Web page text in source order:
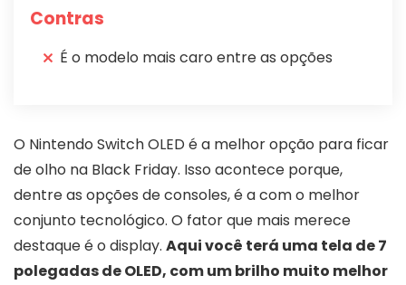
Contras
É o modelo mais caro entre as opções
O Nintendo Switch OLED é a melhor opção para ficar
de olho na Black Friday. Isso acontece porque,
dentre as opções de consoles, é a com o melhor
conjunto tecnológico. O fator que mais merece
destaque é o display. Aqui você terá uma tela de 7
polegadas de OLED, com um brilho muito melhor